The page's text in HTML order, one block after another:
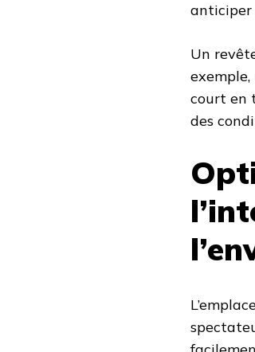
anticiper
Un
court en
des